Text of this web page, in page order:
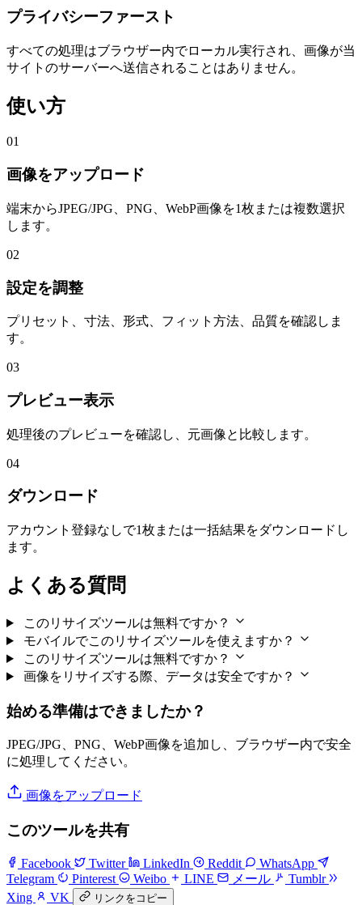
プライバシーファースト
すべての処理はブラウザー内でローカル実行され、画像が当
サイトのサーバーへ送信されることはありません。
使い方
01
画像をアップロード
端末からJPEG/JPG、PNG、WebP画像を1枚または複数選択
します。
02
設定を調整
プリセット、寸法、形式、フィット方法、品質を確認しま
す。
03
プレビュー表示
処理後のプレビューを確認し、元画像と比較します。
04
ダウンロード
アカウント登録なしで1枚または一括結果をダウンロードし
ます。
よくある質問
このリサイズツールは無料ですか？
モバイルでこのリサイズツールを使えますか？
このリサイズツールは無料ですか？
画像をリサイズする際、データは安全ですか？
始める準備はできましたか？
JPEG/JPG、PNG、WebP画像を追加し、ブラウザー内で安全
に処理してください。
画像をアップロード
このツールを共有
Facebook Twitter LinkedIn Reddit
WhatsApp
Telegram
Pinterest Weibo LINE メール
Tumblr
Xing
VK リンクをコピー